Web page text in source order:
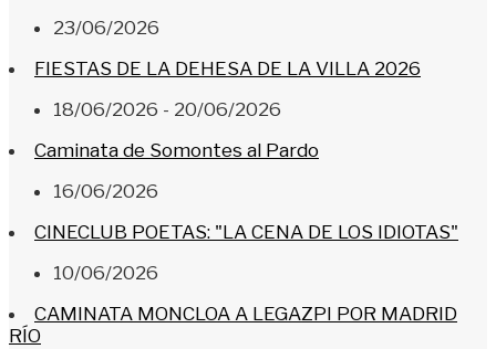
23/06/2026
FIESTAS DE LA DEHESA DE LA VILLA 2026
18/06/2026 - 20/06/2026
Caminata de Somontes al Pardo
16/06/2026
CINECLUB POETAS: "LA CENA DE LOS IDIOTAS"
10/06/2026
CAMINATA MONCLOA A LEGAZPI POR MADRID
RÍO